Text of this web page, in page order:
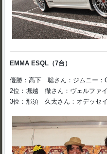
EMMA ESQL（7台）
優勝：高下 聡さん：ジムニー：
2位：堀越 徹さん：ヴェルファ
3位：那須 久太さん：オデッセ